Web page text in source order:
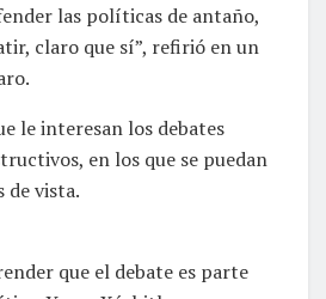
las políticas de antaño,
claro que sí”, refirió en un
le interesan los debates
en los que se puedan
vista.
que el debate es parte